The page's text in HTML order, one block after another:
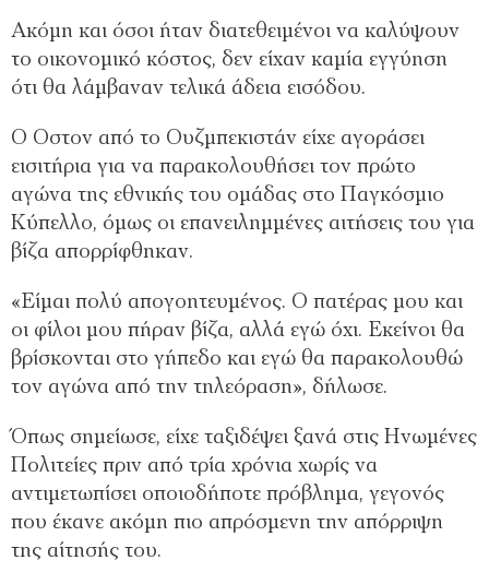
Ακόμη και όσοι ήταν διατεθειμένοι να καλύψουν
το οικονομικό κόστος, δεν είχαν καμία εγγύηση
ότι θα λάμβαναν τελικά άδεια εισόδου.
Ο Οστον από το Ουζμπεκιστάν είχε αγοράσει
εισιτήρια για να παρακολουθήσει τον πρώτο
αγώνα της εθνικής του ομάδας στο Παγκόσμιο
Κύπελλο, όμως οι επανειλημμένες αιτήσεις του για
βίζα απορρίφθηκαν.
«Είμαι πολύ απογοητευμένος. Ο πατέρας μου και
οι φίλοι μου πήραν βίζα, αλλά εγώ όχι. Εκείνοι θα
βρίσκονται στο γήπεδο και εγώ θα παρακολουθώ
τον αγώνα από την τηλεόραση», δήλωσε.
Όπως σημείωσε, είχε ταξιδέψει ξανά στις Ηνωμένες
Πολιτείες πριν από τρία χρόνια χωρίς να
αντιμετωπίσει οποιοδήποτε πρόβλημα, γεγονός
που έκανε ακόμη πιο απρόσμενη την απόρριψη
της αίτησής του.